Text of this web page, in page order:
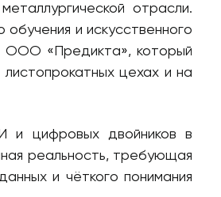
отрасли.
и искусственного
ООО «Предикта», который
цехах и на
и цифровых двойников в
реальность, требующая
и чёткого понимания